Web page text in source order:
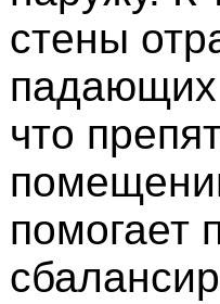
стены
падающих
что
помогает